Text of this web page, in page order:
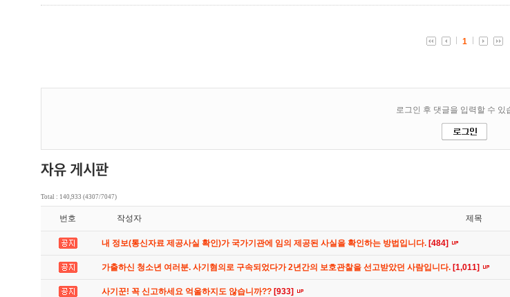
Total : 140,933 (4307/7047)
번호 작성자 제목
내 정보(통신자료 제공사실 확인)가 국가기관에 임의 제공된 사실을 확인하는 방법입니다. [484]
가출하신 청소년 여러분. 사기혐의로 구속되었다가 2년간의 보호관찰을 선고받았던 사람입니다. [1,011]
사기꾼! 꼭 신고하세요 억울하지도 않습니까?? [933]